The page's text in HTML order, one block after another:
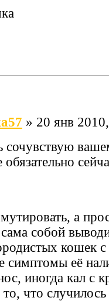
» 20 янв
сочувствую
а
собой
кошек
её
иногда кал с
что